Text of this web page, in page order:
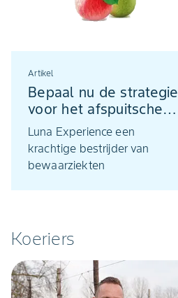
Artikel
Bepaal nu de strategie
voor het afspuitschema
van appel en peer
Luna Experience een
krachtige bestrijder van
bewaarziekten
Koeriers